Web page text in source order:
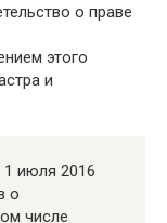
о праве
этого
и
1 июля 2016
о
числе